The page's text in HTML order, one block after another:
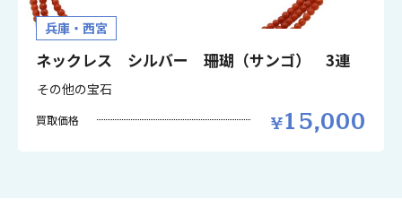
兵庫・西宮
ネックレス シルバー 珊瑚（サンゴ） 3連
その他の宝石
買取価格 15,000